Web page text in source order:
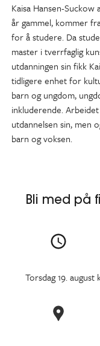
Kaisa Hansen-
år gammel, kommer
for å studere. Da
master i tverrfaglig
utdanningen sin fikk
tidligere enhet for
barn og ungdom,
inkluderende.
utdannelsen sin, men
barn og voksen.
Bli med på
Torsdag 19. august